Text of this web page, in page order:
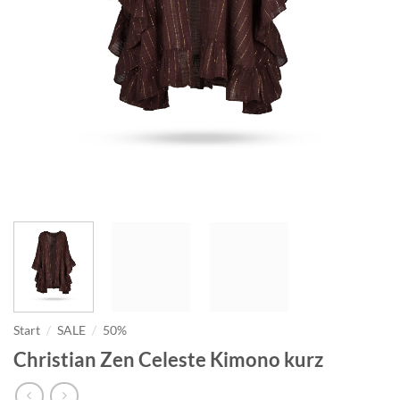
Start / SALE / 50%
Christian Zen Celeste Kimono kurz